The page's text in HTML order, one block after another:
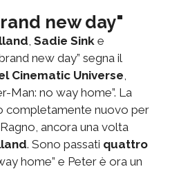
new day"
Sadie Sink e
new day” segna il
Cinematic Universe
Man: no way home”. La
completamente nuovo per
ancora una volta
. Sono passati quattro
home” e Peter è ora un